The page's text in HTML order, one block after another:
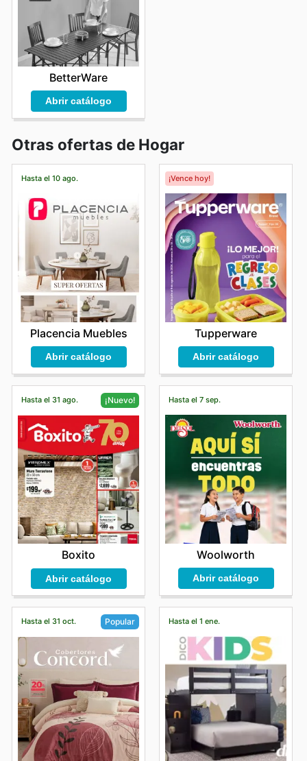
BetterWare
Abrir catálogo
Otras ofertas de Hogar
Hasta el 10 ago.
Placencia Muebles
Abrir catálogo
¡Vence hoy!
Tupperware
Abrir catálogo
Hasta el 31 ago. ¡Nuevo!
Boxito
Abrir catálogo
Hasta el 7 sep.
Woolworth
Abrir catálogo
Hasta el 31 oct. Popular Hasta el 1 ene.